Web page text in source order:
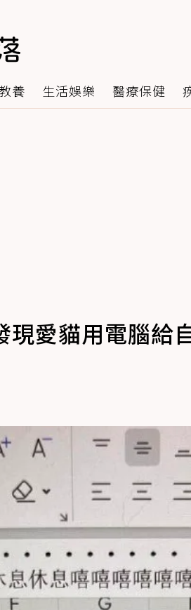
養 生活娛樂 醫療保健
愛貓用電腦給